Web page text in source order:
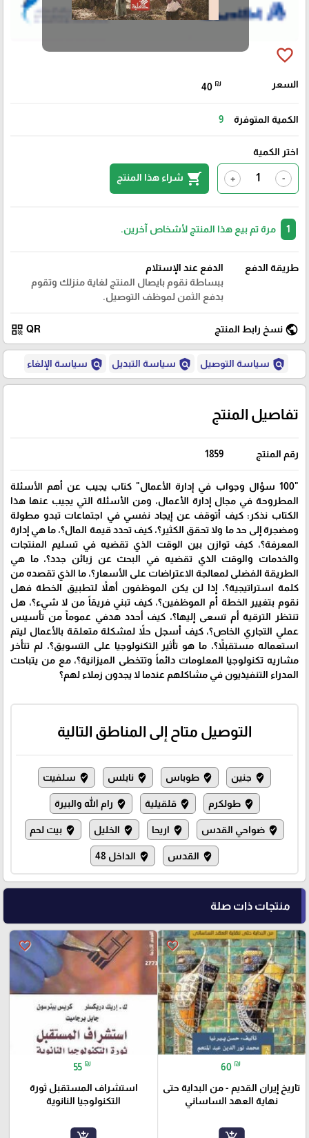
favorite_border
السعر 40 ₪
الكمية المتوفرة 9
اختر الكمية
-
+
shopping_cart شراء هذا المنتج
مرة تم بيع هذا المنتج لأشخاص آخرين.
طريقة الدفع
الدفع عند الإستلام
ببساطة نقوم بايصال المنتج لغاية منزلك وتقوم
بدفع الثمن لموظف التوصيل.
public نسخ رابط المنتج QR
qr_code
policy سياسة التوصيل policy سياسة التبديل policy سياسة الإلغاء
تفاصيل المنتج
رقم المنتج 1859
"100 سؤال وجواب في إدارة الأعمال" كتاب يجيب عن أهم الأسئلة
المطروحة في مجال إدارة الأعمال، ومن الأسئلة التي يجيب عنها هذا
الكتاب نذكر: كيف أتوقف عن إيجاد نفسي في اجتماعات تبدو مطولة
ومضجرة إلى حد ما ولا تحقق الكثير؟، كيف تحدد قيمة المال؟، ما هي إدارة
المعرفة؟، كيف توازن بين الوقت الذي تقضيه في تسليم المنتجات
والخدمات والوقت الذي تقضيه في البحث عن زبائن جدد؟، ما هي
الطريقة الفضلى لمعالجة الاعتراضات على الأسعار؟، ما الذي تقصده من
كلمة استراتيجية؟، إذا لن يكن الموظفون أهلاً لتطبيق الخطة فهل
نقوم بتغيير الخطة أم الموظفين؟، كيف تبني فريقاً من لا شيء؟، هل
تنتظر الترقية أم تسعى إليها؟، كيف أحدد هدفي عموماً من تأسيس
عملي التجاري الخاص؟، كيف أسجل حلاً لمشكلة متعلقة بالأعمال ليتم
استعماله مستقبلاً؟، ما هو تأثير التكنولوجيا على التسويق؟، لم تتأخر
مشاريه تكنولوجيا المعلومات دائماً وتتخطى الميزانية؟، مع من يتباحث
المدراء التنفيذيون في مشاكلهم عندما لا يجدون زملاء لهم؟
التوصيل متاح إلى المناطق التالية
where_to_vote جنين where_to_vote طوباس where_to_vote نابلس where_to_vote سلفيت
where_to_vote طولكرم where_to_vote قلقيلية where_to_vote رام الله والبيرة
where_to_vote ضواحي القدس where_to_vote اريحا where_to_vote الخليل where_to_vote بيت لحم
where_to_vote القدس where_to_vote الداخل 48
منتجات ذات صلة
favorite_border
60 ₪
تاريخ إيران القديم - من البداية حتى
نهاية العهد الساساني
favorite_border
55 ₪
استشراف المستقبل ثورة
التكنولوجيا النانوية